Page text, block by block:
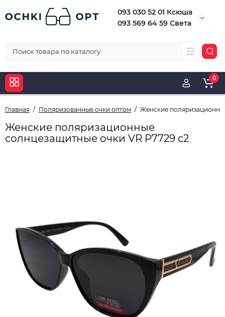
093 030 52 01 Ксюша
093 569 64 59 Света
0
Главная Поляризованные очки оптом Женские
Женские поляризационные
солнцезащитные очки VR P7729 c2